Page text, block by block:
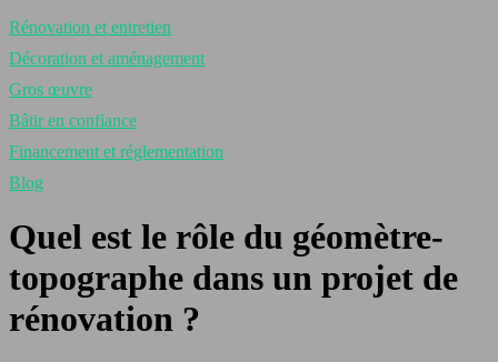
Rénovation et entretien
Décoration et aménagement
Gros œuvre
Bâtir en confiance
Financement et réglementation
Blog
Quel est le rôle du géomètre-
topographe dans un projet de
rénovation ?